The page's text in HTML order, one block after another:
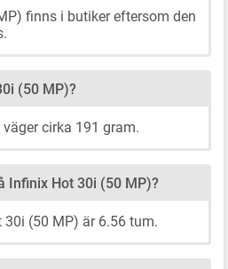
finns i butiker eftersom den
(50 MP)?
cirka 191 gram.
Infinix Hot 30i (50 MP)?
(50 MP) är 6.56 tum.